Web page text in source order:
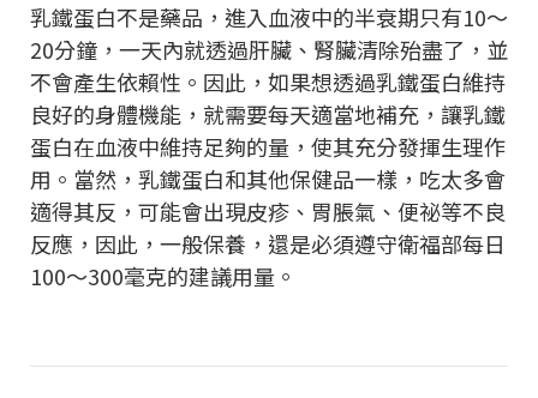
乳鐵蛋白不是藥品，進入血液中的半衰期只有10～
20分鐘，一天內就透過肝臟、腎臟清除殆盡了，並
不會產生依賴性。因此，如果想透過乳鐵蛋白維持
良好的身體機能，就需要每天適當地補充，讓乳鐵
蛋白在血液中維持足夠的量，使其充分發揮生理作
用。當然，乳鐵蛋白和其他保健品一樣，吃太多會
適得其反，可能會出現皮疹、胃脹氣、便祕等不良
反應，因此，一般保養，還是必須遵守衛福部每日
100～300毫克的建議用量。